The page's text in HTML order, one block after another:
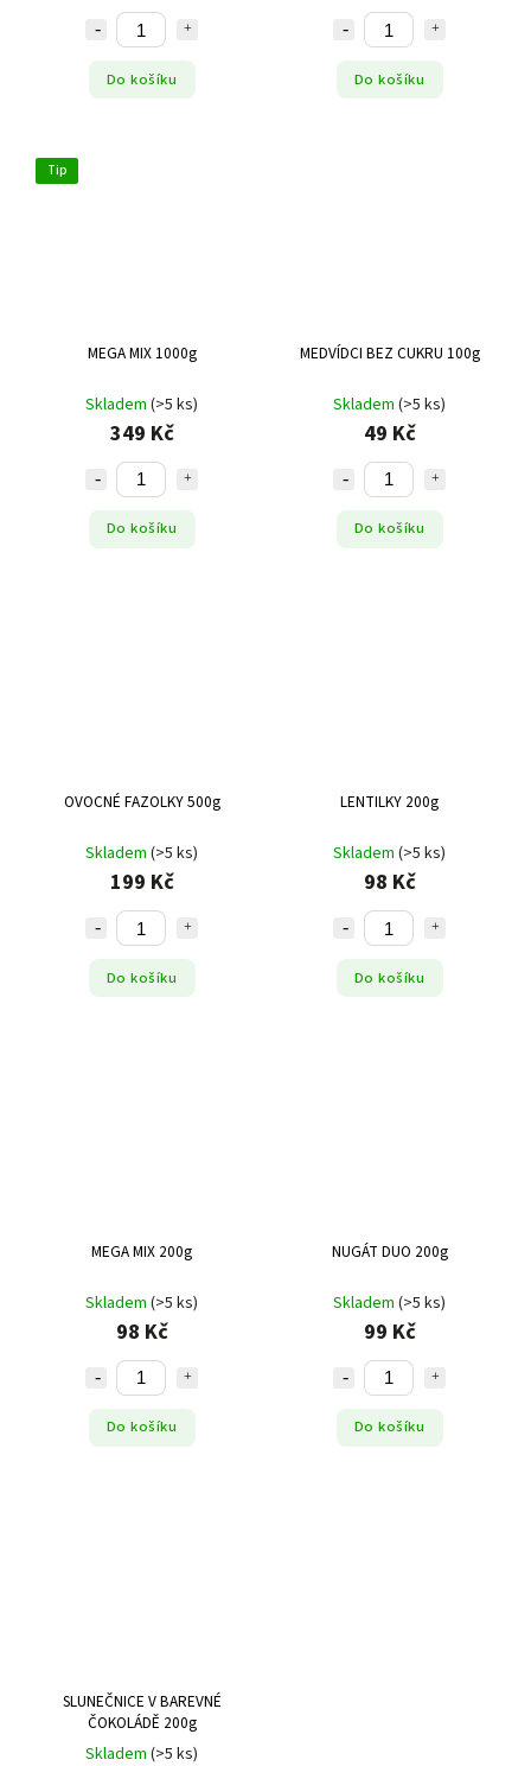
Do košíku Do košíku
Tip
MEGA MIX 1000g
Skladem (>5 ks)
349 Kč
Do košíku
MEDVÍDCI BEZ CUKRU 100g
Skladem (>5 ks)
49 Kč
Do košíku
OVOCNÉ FAZOLKY 500g
Skladem (>5 ks)
199 Kč
Do košíku
LENTILKY 200g
Skladem (>5 ks)
98 Kč
Do košíku
MEGA MIX 200g
Skladem (>5 ks)
98 Kč
Do košíku
NUGÁT DUO 200g
Skladem (>5 ks)
99 Kč
Do košíku
SLUNEČNICE V BAREVNÉ
ČOKOLÁDĚ 200g
Skladem (>5 ks)